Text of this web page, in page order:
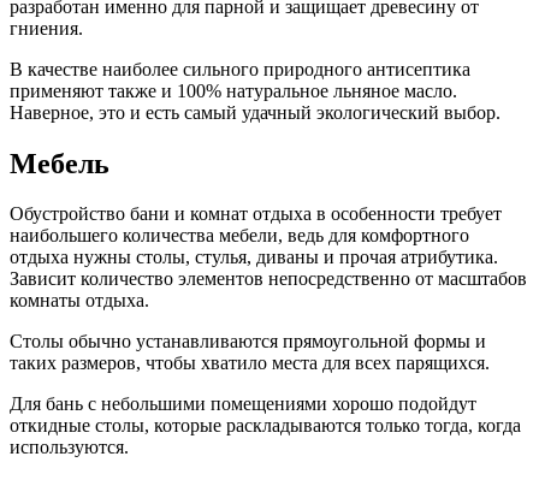
разработан именно для парной и защищает древесину от
гниения.
В качестве наиболее сильного природного антисептика
применяют также и 100% натуральное льняное масло.
Наверное, это и есть самый удачный экологический выбор.
Мебель
Обустройство бани и комнат отдыха в особенности требует
наибольшего количества мебели, ведь для комфортного
отдыха нужны столы, стулья, диваны и прочая атрибутика.
Зависит количество элементов непосредственно от масштабов
комнаты отдыха.
Столы обычно устанавливаются прямоугольной формы и
таких размеров, чтобы хватило места для всех парящихся.
Для бань с небольшими помещениями хорошо подойдут
откидные столы, которые раскладываются только тогда, когда
используются.